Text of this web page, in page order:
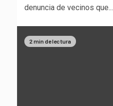
denuncia de vecinos que...
2 min de lectura